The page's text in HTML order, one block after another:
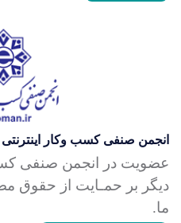
انجمن صنفی کسب وکار اینترنتی
عضویت در انجمن صنفی
دیگر بر حمـایت از حقوق
ما.